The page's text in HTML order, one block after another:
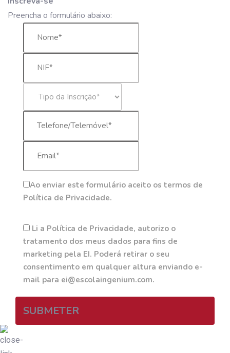
Preencha o formulário abaixo:
Ao enviar este formulário aceito os termos de
Política de Privacidade.
Li a Política de Privacidade, autorizo o
tratamento dos meus dados para fins de
marketing pela EI. Poderá retirar o seu
consentimento em qualquer altura enviando e-
mail para ei@escolaingenium.com.
SUBMETER